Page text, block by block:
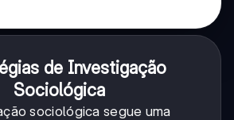
de Investigação
Sociológica
sociológica segue uma